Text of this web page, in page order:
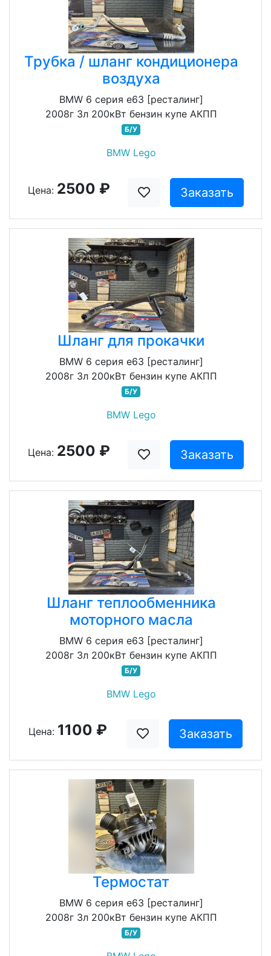
Трубка / шланг кондиционера
воздуха
BMW 6 серия e63 [ресталинг]
2008г 3л 200кВт бензин купе АКПП
Б/У
BMW Lego
Цена: 2500 ₽ Заказать
Шланг для прокачки
BMW 6 серия e63 [ресталинг]
2008г 3л 200кВт бензин купе АКПП
Б/У
BMW Lego
Цена: 2500 ₽ Заказать
Шланг теплообменника
моторного масла
BMW 6 серия e63 [ресталинг]
2008г 3л 200кВт бензин купе АКПП
Б/У
BMW Lego
Цена: 1100 ₽ Заказать
Термостат
BMW 6 серия e63 [ресталинг]
2008г 3л 200кВт бензин купе АКПП
Б/У